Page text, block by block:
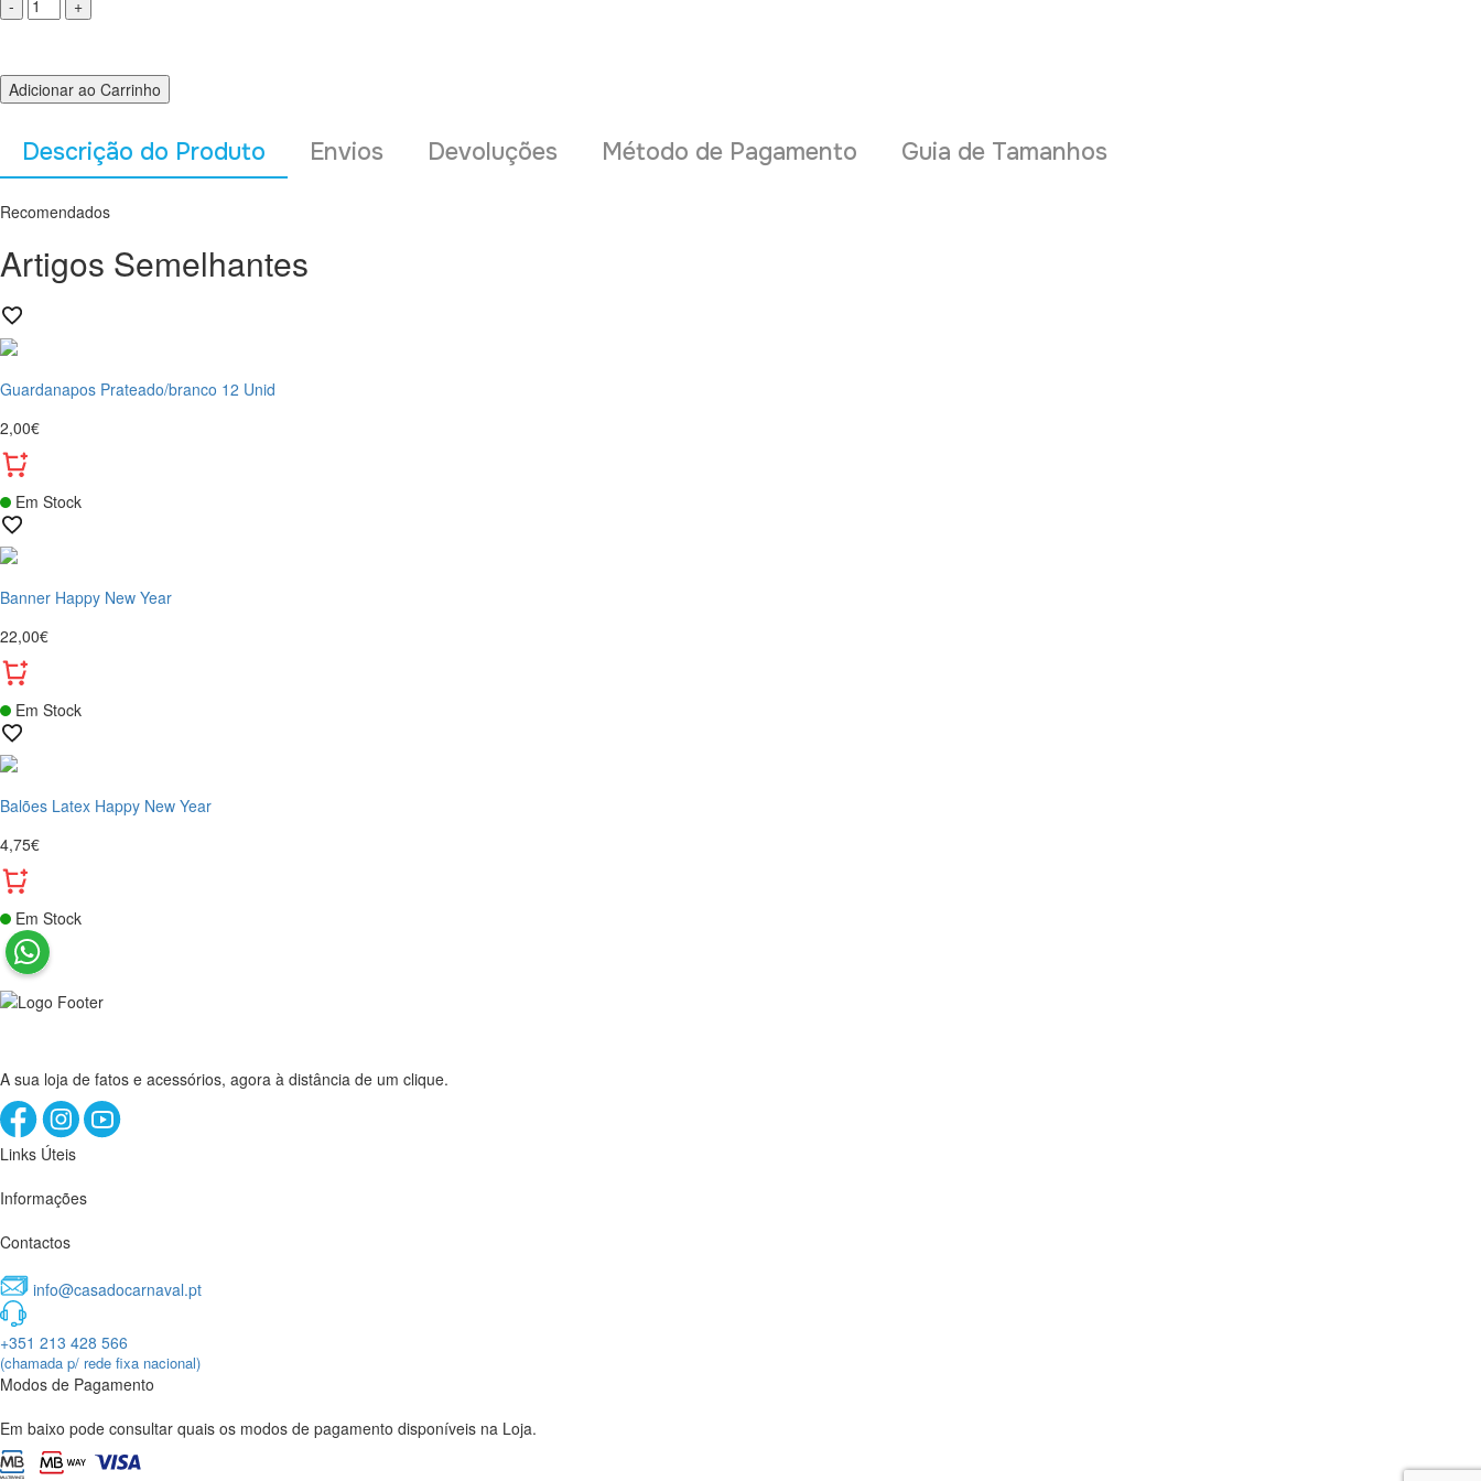
Adicionar ao Carrinho
Descrição do Produto Envios Devoluções Método de Pagamento Guia de Tamanhos
Recomendados
Artigos Semelhantes
Guardanapos Prateado/branco 12 Unid
2,00€
Em Stock
Banner Happy New Year
22,00€
Em Stock
Balões Latex Happy New Year
4,75€
Em Stock
A sua loja de fatos e acessórios, agora à distância de um clique.
Links Úteis
Informações
Contactos
info@casadocarnaval.pt
+351 213 428 566
(chamada p/ rede fixa nacional)
Modos de Pagamento
Em baixo pode consultar quais os modos de pagamento disponíveis na Loja.